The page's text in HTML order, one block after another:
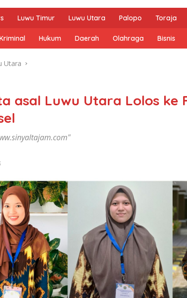
Luwu Timur Luwu Utara Palopo Toraja
Hukum Daerah Olahraga Bisnis
Utara
asal Luwu Utara Lolos ke